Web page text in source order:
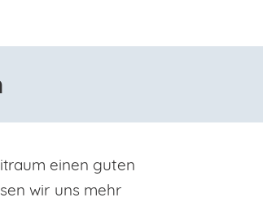
einen guten
wir uns mehr